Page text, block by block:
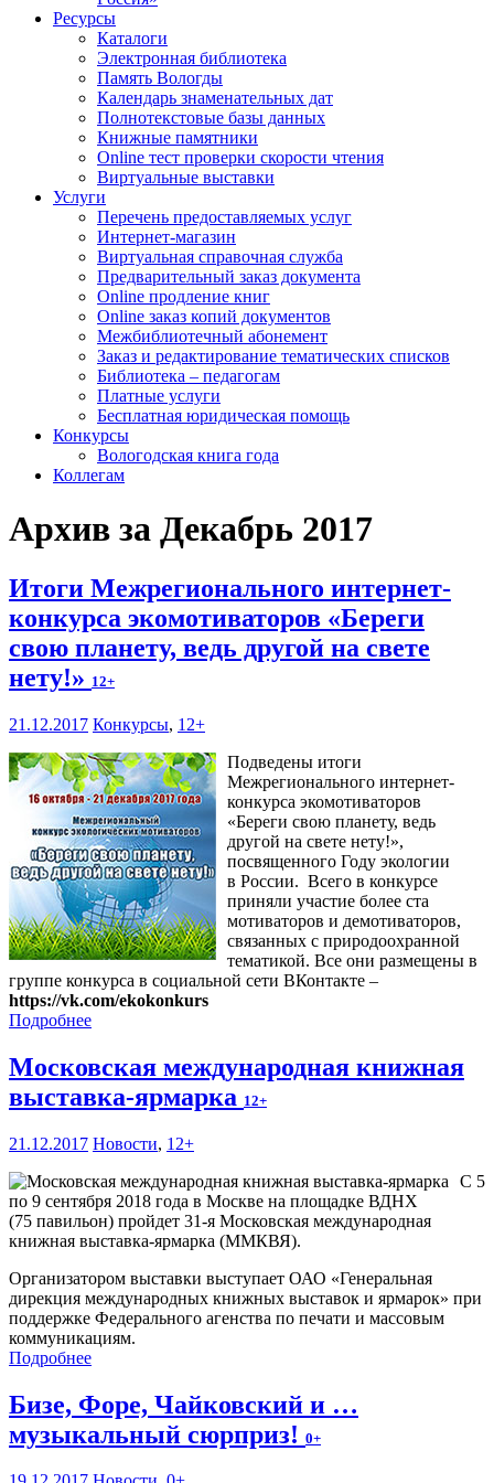
Ресурсы
Каталоги
Электронная библиотека
Память Вологды
Календарь знаменательных дат
Полнотекстовые базы данных
Книжные памятники
Online тест проверки скорости чтения
Виртуальные выставки
Услуги
Перечень предоставляемых услуг
Интернет-магазин
Виртуальная справочная служба
Предварительный заказ документа
Online продление книг
Online заказ копий документов
Межбиблиотечный абонемент
Заказ и редактирование тематических списков
Библиотека – педагогам
Платные услуги
Бесплатная юридическая помощь
Конкурсы
Вологодская книга года
Коллегам
Архив за Декабрь 2017
Итоги Межрегионального интернет-
конкурса экомотиваторов «Береги
свою планету, ведь другой на свете
нету!» 12+
21.12.2017 Конкурсы, 12+
Подведены итоги
Межрегионального интернет-
конкурса экомотиваторов
«Береги свою планету, ведь
другой на свете нету!»,
посвященного Году экологии
в России. Всего в конкурсе
приняли участие более ста
мотиваторов и демотиваторов,
связанных с природоохранной
тематикой. Все они размещены в
группе конкурса в социальной сети ВКонтакте –
https://vk.com/ekokonkurs
Подробнее
Московская международная книжная
выставка-ярмарка 12+
21.12.2017 Новости, 12+
С 5
по 9 сентября 2018 года в Москве на площадке ВДНХ
(75 павильон) пройдет 31-я Московская международная
книжная выставка-ярмарка (ММКВЯ).
Организатором выставки выступает ОАО «Генеральная
дирекция международных книжных выставок и ярмарок» при
поддержке Федерального агенства по печати и массовым
коммуникациям.
Подробнее
Бизе, Форе, Чайковский и …
музыкальный сюрприз! 0+